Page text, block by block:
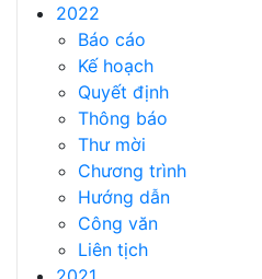
2022
Báo cáo
Kế hoạch
Quyết định
Thông báo
Thư mời
Chương trình
Hướng dẫn
Công văn
Liên tịch